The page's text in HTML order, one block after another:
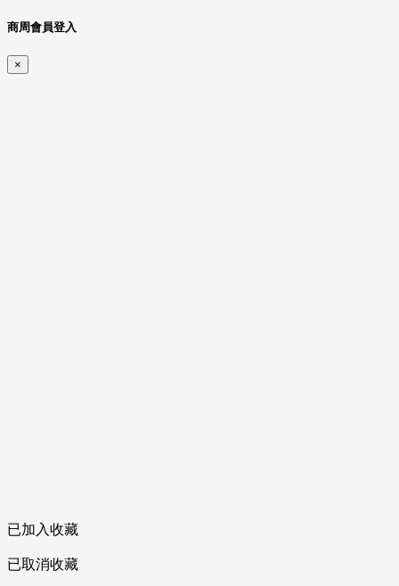
商周會員登入
×
已加入收藏
已取消收藏